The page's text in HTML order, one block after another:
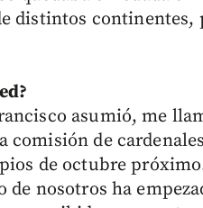
distintos
asumió, me
comisión de
de octubre
de nosotros ha